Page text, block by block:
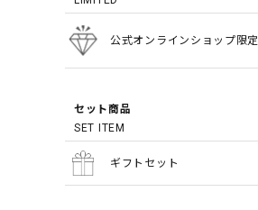
公式オンラインショップ限定
セット商品
SET ITEM
ギフトセット